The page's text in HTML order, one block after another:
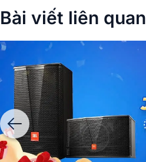
Bài viết liên quan